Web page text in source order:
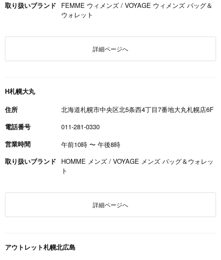
取り扱いブランド
FEMME ウィメンズ / VOYAGE ウィメンズ バッグ＆
ウォレット
詳細ページへ
H札幌大丸
住所
北海道札幌市中央区北5条西4丁目7番地大丸札幌店6F
電話番号
011-281-0330
営業時間
午前10時 〜 午後8時
取り扱いブランド
HOMME メンズ / VOYAGE メンズ バッグ＆ウォレッ
ト
詳細ページへ
アウトレット札幌北広島